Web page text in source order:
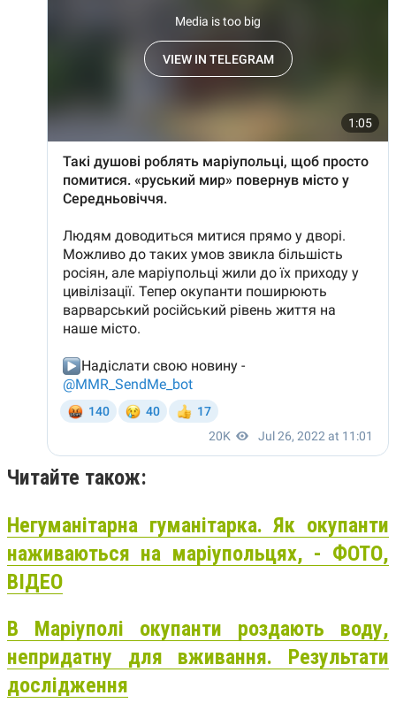
Читайте також:
Негуманітарна гуманітарка. Як окупанти
наживаються на маріупольцях, - ФОТО,
ВІДЕО
В Маріуполі окупанти роздають воду,
непридатну для вживання. Результати
дослідження